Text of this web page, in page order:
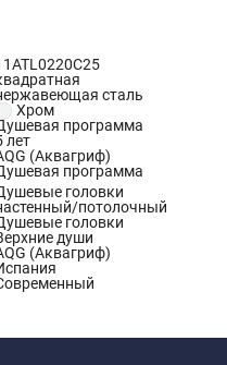
сталь
Хром
программа
лет
(Аквагриф)
программа
головки
потолочный
головки
души
(Аквагриф)